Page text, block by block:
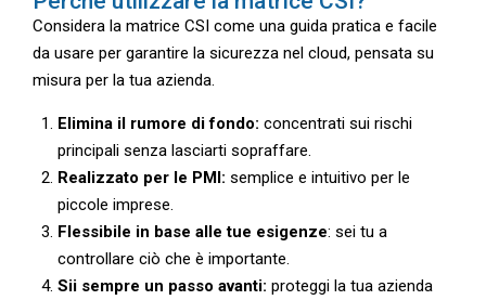
Considera la matrice CSI come una guida pratica e facile
da usare per garantire la sicurezza nel cloud, pensata su
misura per la tua azienda.
Elimina il rumore di fondo: concentrati sui rischi
principali senza lasciarti sopraffare.
Realizzato per le PMI: semplice e intuitivo per le
piccole imprese.
Flessibile in base alle tue esigenze: sei tu a
controllare ciò che è importante.
Sii sempre un passo avanti: proteggi la tua azienda